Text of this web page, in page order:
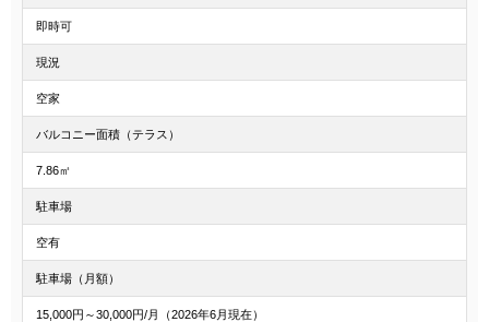
即時可
現況
空家
バルコニー面積（テラス）
7.86㎡
駐車場
空有
駐車場（月額）
15,000円～30,000円/月（2026年6月現在）